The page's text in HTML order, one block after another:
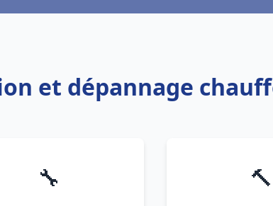
et dépannage
🔧 🔨